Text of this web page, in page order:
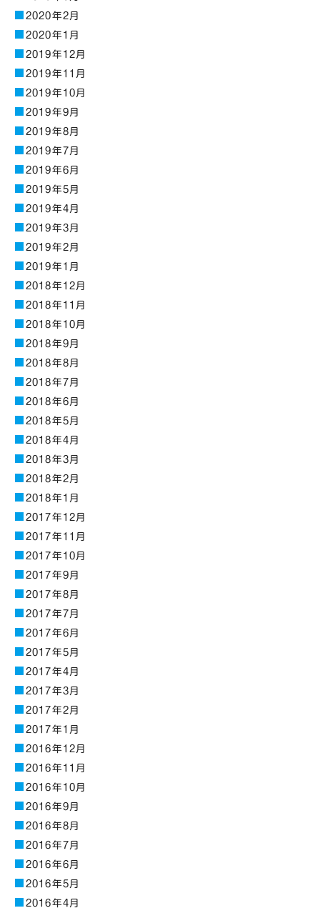
2020年2月
2020年1月
2019年12月
2019年11月
2019年10月
2019年9月
2019年8月
2019年7月
2019年6月
2019年5月
2019年4月
2019年3月
2019年2月
2019年1月
2018年12月
2018年11月
2018年10月
2018年9月
2018年8月
2018年7月
2018年6月
2018年5月
2018年4月
2018年3月
2018年2月
2018年1月
2017年12月
2017年11月
2017年10月
2017年9月
2017年8月
2017年7月
2017年6月
2017年5月
2017年4月
2017年3月
2017年2月
2017年1月
2016年12月
2016年11月
2016年10月
2016年9月
2016年8月
2016年7月
2016年6月
2016年5月
2016年4月